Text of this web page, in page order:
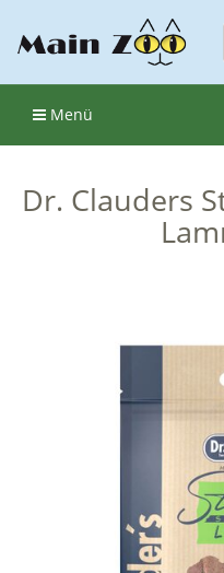
Menü
Dr. Clauders